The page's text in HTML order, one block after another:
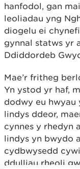
hanfodol, gan
leoliadau yng
diogelu ei
gynnal statws yr
Ddiddordeb
Mae’r fritheg
Yn ystod yr haf,
dodwy eu hwyau
lindys ddeor,
cynnes y rhedyn
lindys yn bwydo
cydbwysedd
ddulliau rheoli